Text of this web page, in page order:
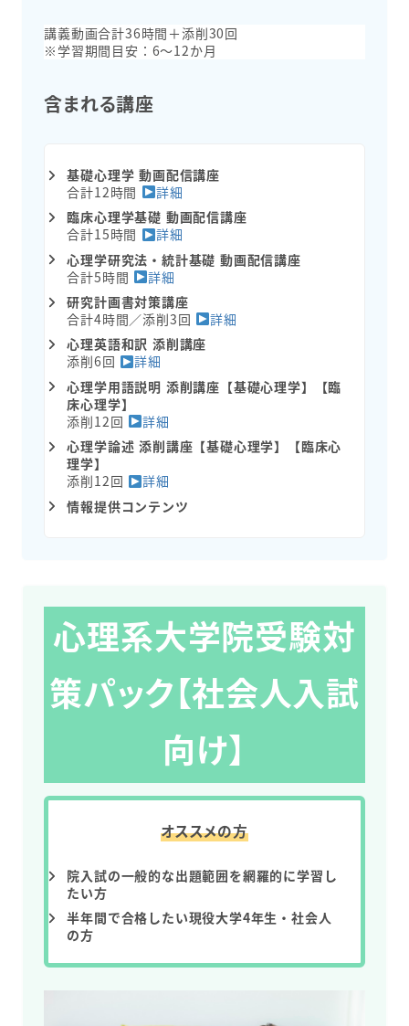
講義動画合計36時間＋添削30回
※学習期間目安：6～12か月
含まれる講座
基礎心理学 動画配信講座
合計12時間
詳細
臨床心理学基礎 動画配信講座
合計15時間
詳細
心理学研究法・統計基礎 動画配信講座
合計5時間
詳細
研究計画書対策講座
合計4時間／添削3回
詳細
心理英語和訳 添削講座
添削6回
詳細
心理学用語説明 添削講座【基礎心理学】【臨
床心理学】
添削12回
詳細
心理学論述 添削講座【基礎心理学】【臨床心
理学】
添削12回
詳細
情報提供コンテンツ
心理系大学院受験対
策パック【社会人入試
向け】
オススメの方
院入試の一般的な出題範囲を網羅的に学習し
たい方
半年間で合格したい現役大学4年生・社会人
の方